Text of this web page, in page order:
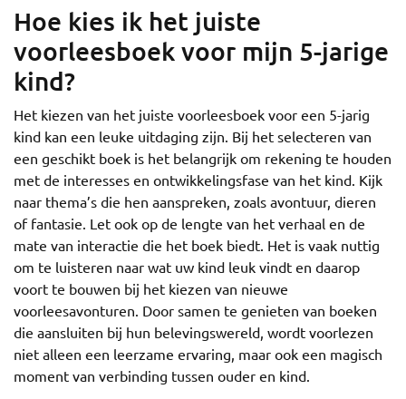
Hoe kies ik het juiste
voorleesboek voor mijn 5-jarige
kind?
Het kiezen van het juiste voorleesboek voor een 5-jarig
kind kan een leuke uitdaging zijn. Bij het selecteren van
een geschikt boek is het belangrijk om rekening te houden
met de interesses en ontwikkelingsfase van het kind. Kijk
naar thema’s die hen aanspreken, zoals avontuur, dieren
of fantasie. Let ook op de lengte van het verhaal en de
mate van interactie die het boek biedt. Het is vaak nuttig
om te luisteren naar wat uw kind leuk vindt en daarop
voort te bouwen bij het kiezen van nieuwe
voorleesavonturen. Door samen te genieten van boeken
die aansluiten bij hun belevingswereld, wordt voorlezen
niet alleen een leerzame ervaring, maar ook een magisch
moment van verbinding tussen ouder en kind.